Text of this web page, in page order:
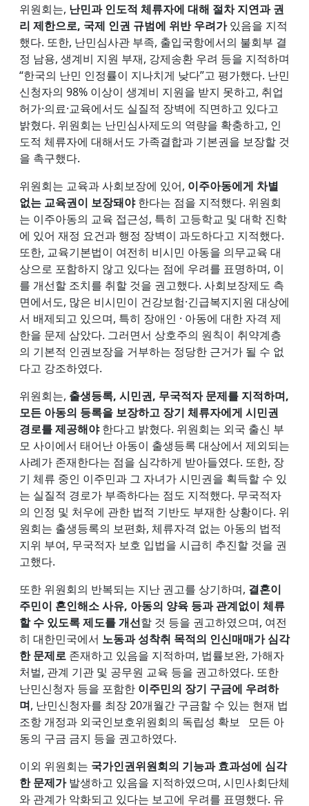
위원회는, 난민과 인도적 체류자에 대해 절차 지연과 권
리 제한으로, 국제 인권 규범에 위반 우려가있음을 지적
했다. 또한, 난민심사관 부족, 출입국항에서의 불회부 결
정 남용, 생계비 지원 부재, 강제송환 우려 등을 지적하며
“한국의 난민 인정률이 지나치게 낮다”고 평가했다. 난민
신청자의 98% 이상이 생계비 지원을 받지 못하고, 취업
허가·의료·교육에서도 실질적 장벽에 직면하고 있다고
밝혔다. 위원회는 난민심사제도의 역량을 확충하고, 인
도적 체류자에 대해서도 가족결합과 기본권을 보장할 것
을 촉구했다.
위원회는 교육과 사회보장에 있어, 이주아동에게 차별
없는 교육권이 보장돼야한다는 점을 지적했다. 위원회
는 이주아동의 교육 접근성, 특히 고등학교 및 대학 진학
에 있어 재정 요건과 행정 장벽이 과도하다고 지적했다.
또한, 교육기본법이 여전히 비시민 아동을 의무교육 대
상으로 포함하지 않고 있다는 점에 우려를 표명하며, 이
를 개선할 조치를 취할 것을 권고했다. 사회보장제도 측
면에서도, 많은 비시민이 건강보험·긴급복지지원 대상에
서 배제되고 있으며, 특히 장애인 · 아동에 대한 자격 제
한을 문제 삼았다. 그러면서 상호주의 원칙이 취약계층
의 기본적 인권보장을 거부하는 정당한 근거가 될 수 없
다고 강조하였다.
위원회는, 출생등록, 시민권, 무국적자 문제를 지적하며,
모든 아동의 등록을 보장하고 장기 체류자에게 시민권
경로를 제공해야한다고 밝혔다. 위원회는 외국 출신 부
모 사이에서 태어난 아동이 출생등록 대상에서 제외되는
사례가 존재한다는 점을 심각하게 받아들였다. 또한, 장
기 체류 중인 이주민과 그 자녀가 시민권을 획득할 수 있
는 실질적 경로가 부족하다는 점도 지적했다. 무국적자
의 인정 및 처우에 관한 법적 기반도 부재한 상황이다. 위
원회는 출생등록의 보편화, 체류자격 없는 아동의 법적
지위 부여, 무국적자 보호 입법을 시급히 추진할 것을 권
고했다.
또한 위원회의 반복되는 지난 권고를 상기하며, 결혼이
주민이 혼인해소 사유, 아동의 양육 등과 관계없이 체류
할 수 있도록 제도를 개선할 것 등을 권고하였으며, 여전
히 대한민국에서 노동과 성착취 목적의 인신매매가 심각
한 문제로 존재하고 있음을 지적하며, 법률보완, 가해자
처벌, 관계 기관 및 공무원 교육 등을 권고하였다. 또한
난민신청자 등을 포함한 이주민의 장기 구금에 우려하
며, 난민신청자를 최장 20개월간 구금할 수 있는 현재 법
조항 개정과 외국인보호위원회의 독립성 확보 모든 아
동의 구금 금지 등을 권고하였다.
이외 위원회는 국가인권위원회의 기능과 효과성에 심각
한 문제가발생하고 있음을 지적하였으며, 시민사회단체
와 관계가 악화되고 있다는 보고에 우려를 표명했다. 유